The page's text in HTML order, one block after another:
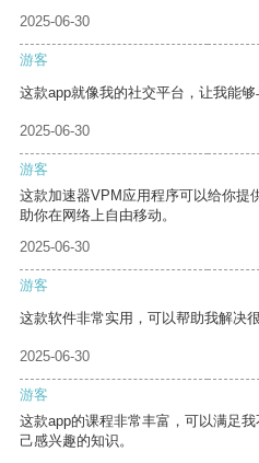
2025-06-30
游客
这款app就像我的社交平台，让我能够
2025-06-30
游客
这款加速器VPM应用程序可以给你提
助你在网络上自由移动。
2025-06-30
游客
这款软件非常实用，可以帮助我解决很
2025-06-30
游客
这款app的课程非常丰富，可以满足
己感兴趣的知识。